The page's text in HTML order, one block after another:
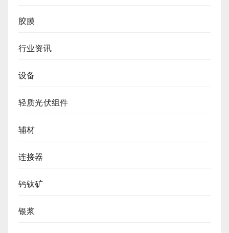
胶膜
行业资讯
设备
轻质光伏组件
辅材
连接器
钙钛矿
银浆